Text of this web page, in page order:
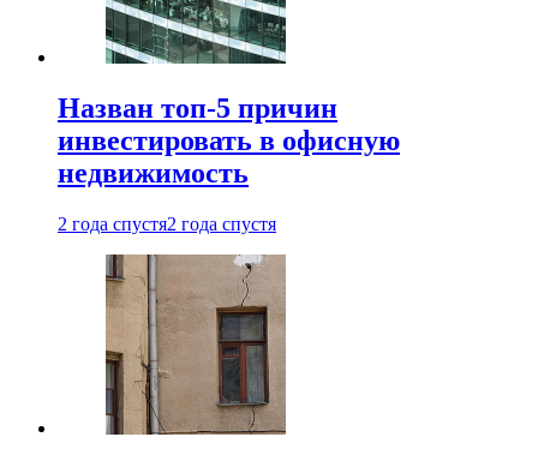
Назван топ-5 причин
инвестировать в офисную
недвижимость
2 года спустя2 года спустя